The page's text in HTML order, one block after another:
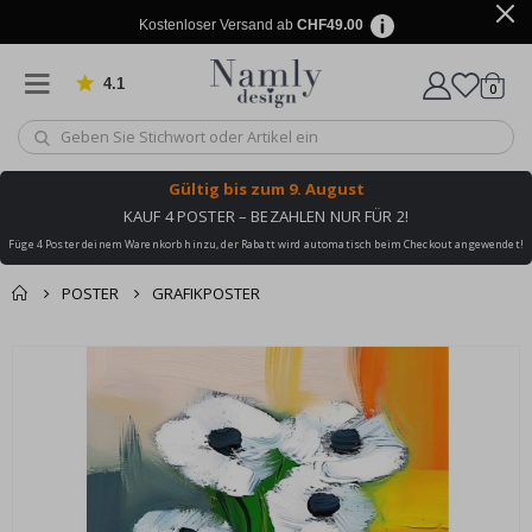
Kostenloser Versand ab CHF49.00
4.1 von 1029 Bewertungen
Wagen
0
Gültig bis zum 9. August
KAUF 4 POSTER – BEZAHLEN NUR FÜR 2!
Füge 4 Poster deinem Warenkorb hinzu, der Rabatt wird automatisch beim Checkout angewendet!
POSTER GRAFIKPOSTER
Zusammen gekaufte
Produkte
Zur Kasse